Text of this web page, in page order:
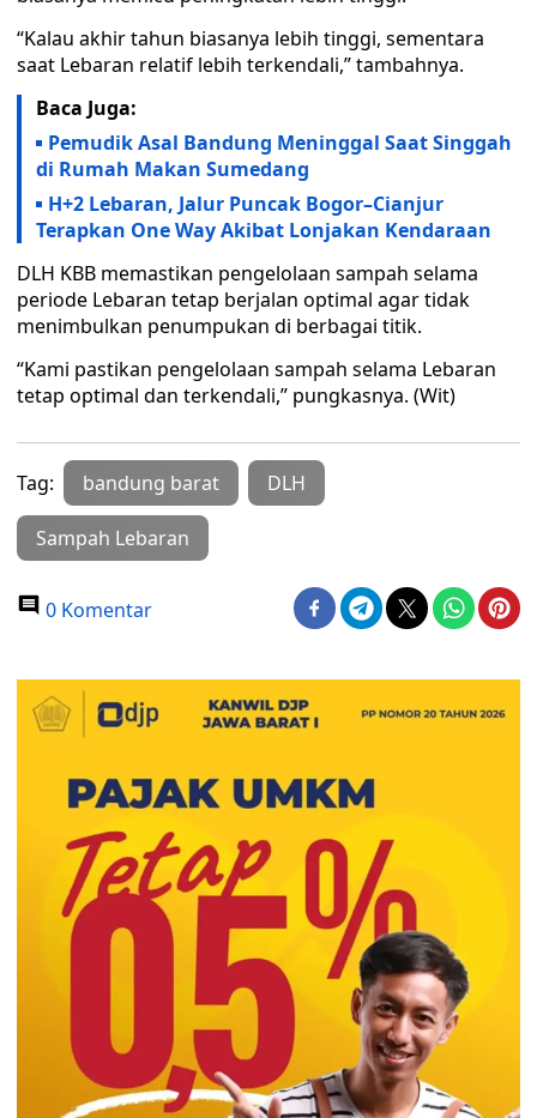
“Kalau akhir tahun biasanya lebih tinggi, sementara
saat Lebaran relatif lebih terkendali,” tambahnya.
Baca Juga:
Pemudik Asal Bandung Meninggal Saat Singgah
di Rumah Makan Sumedang
H+2 Lebaran, Jalur Puncak Bogor–Cianjur
Terapkan One Way Akibat Lonjakan Kendaraan
DLH KBB memastikan pengelolaan sampah selama
periode Lebaran tetap berjalan optimal agar tidak
menimbulkan penumpukan di berbagai titik.
“Kami pastikan pengelolaan sampah selama Lebaran
tetap optimal dan terkendali,” pungkasnya. (Wit)
Tag: bandung barat DLH
Sampah Lebaran
0 Komentar